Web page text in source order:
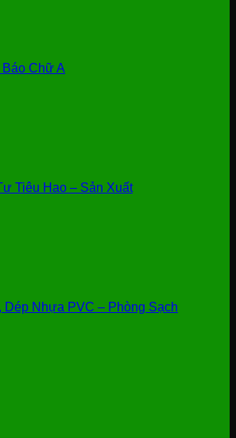
Báo Chữ A
Tiêu Hao – Sản Xuất
Dép Nhựa PVC – Phòng Sạch